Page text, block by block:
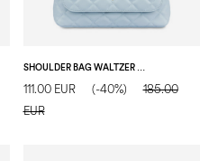
SHOULDER BAG WALTZER NIGHT CIELO
111.00 EUR (-40%)
185.00
EUR